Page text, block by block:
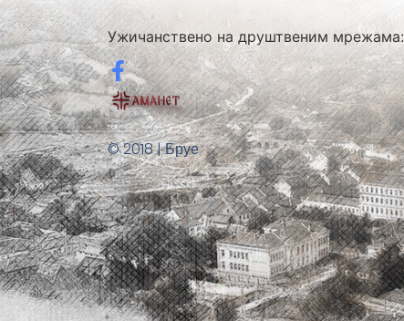
Ужичанствено на друштвеним мрежама:
© 2018 | Бруе